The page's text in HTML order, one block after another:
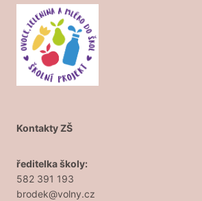
Kontakty ZŠ
ředitelka školy:
582 391 193
brodek@volny.cz